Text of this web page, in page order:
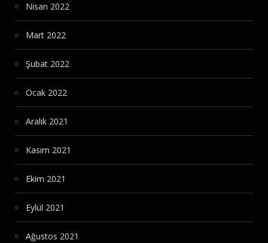
Nisan 2022
Mart 2022
Şubat 2022
Ocak 2022
Aralık 2021
Kasım 2021
Ekim 2021
Eylül 2021
Ağustos 2021